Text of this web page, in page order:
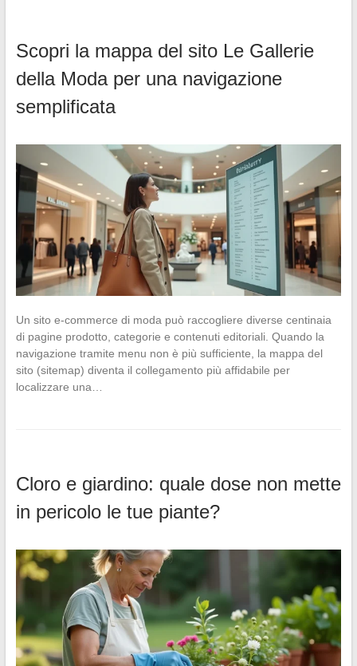
Scopri la mappa del sito Le Gallerie
della Moda per una navigazione
semplificata
Un sito e-commerce di moda può raccogliere diverse centinaia
di pagine prodotto, categorie e contenuti editoriali. Quando la
navigazione tramite menu non è più sufficiente, la mappa del
sito (sitemap) diventa il collegamento più affidabile per
localizzare una…
Cloro e giardino: quale dose non mette
in pericolo le tue piante?